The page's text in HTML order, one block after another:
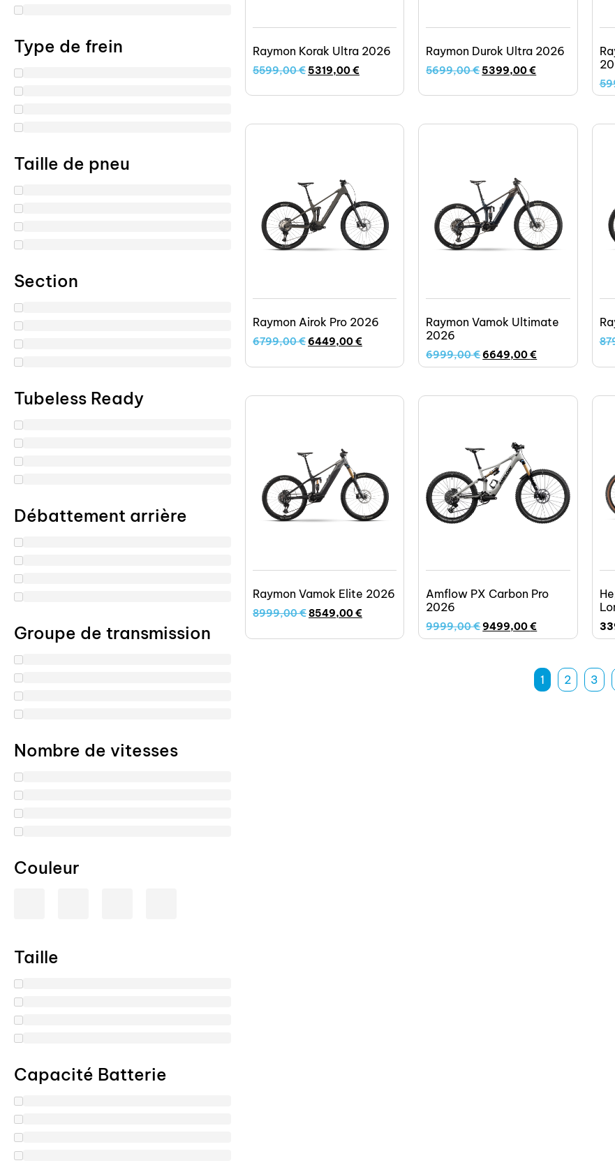
Type de frein
Taille de pneu
Section
Tubeless Ready
Débattement arrière
Groupe de transmission
Nombre de vitesses
Couleur
Taille
Capacité Batterie
Raymon Korak Ultra 2026
5599,00€ 5319,00€
Raymon Durok Ultra 2026
5699,00€ 5399,00€
Raymon Airok Pro 2026
6799,00€6449,00€
Raymon Vamok Ultimate
2026
6999,00€6649,00€
Raymon Vamok Elite 2026
8999,00€8549,00€
Amflow PX Carbon Pro
2026
9999,00€9499,00€
1 2 3